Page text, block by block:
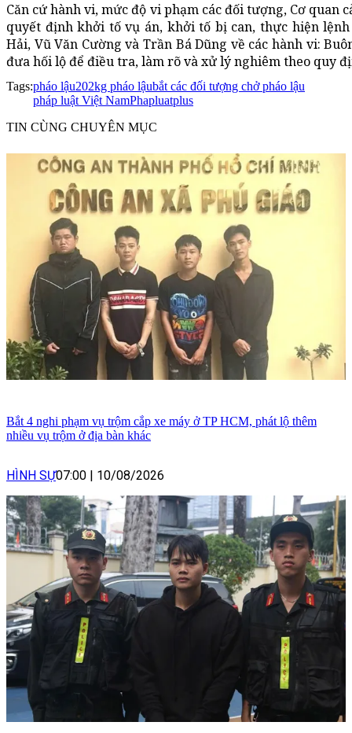
Căn cứ hành vi, mức độ vi phạm các đối tượng, Cơ quan
quyết định khởi tố vụ án, khởi tố bị can, thực hiện
Hải, Vũ Văn Cường và Trần Bá Dũng về các hành vi:
đưa hối lộ để điều tra, làm rõ và xử lý nghiêm theo quy
Tags:pháo lậu202kg pháo lậubắt các đối tượng chở pháo lậu
pháp luật Việt NamPhapluatplus
TIN CÙNG CHUYÊN MỤC
Bắt 4 nghi phạm vụ trộm cắp xe máy ở TP HCM, phát lộ thêm
nhiều vụ trộm ở địa bàn khác
HÌNH SỰ07:00 10/08/2026